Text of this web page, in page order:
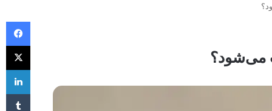
می‌شود؟
X